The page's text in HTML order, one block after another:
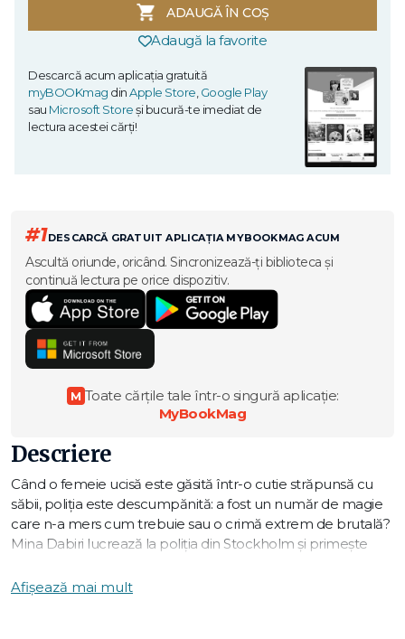
ADAUGĂ ÎN COȘ
Adaugă la favorite
Descarcă acum aplicația gratuită
myBOOKmag dinApple Store,Google Play
sau Microsoft Storeși bucură-te imediat de
lectura acestei cărți!
#1DESCARCĂ GRATUIT APLICAȚIA MYBOOKMAG ACUM
Ascultă oriunde, oricând. Sincronizează-ți biblioteca și
continuă lectura pe orice dispozitiv.
M Toate cărțile tale într-o singură aplicație:
MyBookMag
Descriere
Când o femeie ucisă este găsită într-o cutie străpunsă cu
săbii, poliţia este descumpănită: a fost un număr de magie
care n-a mers cum trebuie sau o crimă extrem de brutală?
Mina Dabiri lucrează la poliţia din Stockholm și primește
corporal și magie.
Afișează mai mult